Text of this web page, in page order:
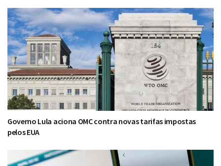
Governo Lula aciona OMC contra novas tarifas impostas
pelos EUA